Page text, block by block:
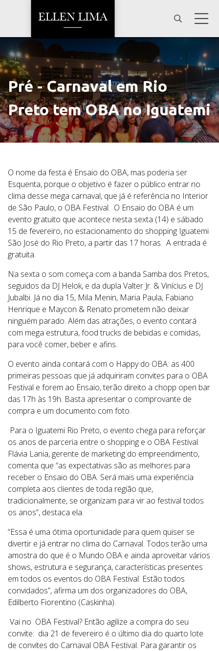
Pré - Carnaval em Rio
Preto tem OBA no Iguatemi
O nome da festa é Ensaio do OBA, mas poderia ser
Esquenta, porque o objetivo é fazer o público entrar no
clima desse mega carnaval, que já é referência no Interior
de São Paulo, o OBA Festival. O Ensaio do OBA é um
evento gratuito que acontece nesta sexta (14) e sábado
15 de fevereiro, no estacionamento do shopping Iguatemi
São José do Rio Preto, a partir das 17 horas. A entrada é
gratuita.
Na sexta o som começa com a banda Samba dos Pretos,
seguidos da DJ Helok, e da dupla Valter Jr. & Vinícius e DJ
Jubalbi. Já no dia 15, Mila Menin, Maria Paula, Fabiano
Henrique e Maycon & Renato prometem não deixar
ninguém parado. Além das atrações, o evento contará
com mega estrutura, food trucks de bebidas e comidas,
para você comer, beber e afins.
O evento ainda contará com o Happy do OBA: as 400
primeiras pessoas que já adquiriram convites para o OBA
Festival e forem ao Ensaio, terão direito a chopp open bar
das 17h às 19h. Basta apresentar o comprovante de
compra e um documento com foto.
Para o Iguatemi Rio Preto, o evento chega para reforçar
os anos de parceria entre o shopping e o OBA Festival.
Flávia Lania, gerente de marketing do empreendimento,
comenta que “as expectativas são as melhores para
receber o Ensaio do OBA. Será mais uma experiência
completa aos clientes de toda região que,
tradicionalmente, se organizam para vir ao festival todos
os anos”, destaca ela.
“Essa é uma ótima oportunidade para quem quiser se
divertir e já entrar no clima do Carnaval. Todos terão uma
amostra do que é o Mundo OBA e ainda aproveitar vários
shows, estrutura e segurança, características presentes
em todos os eventos do OBA Festival. Estão todos
convidados”, afirma um dos organizadores do OBA,
Edilberto Fiorentino (Caskinha).
Vai no OBA Festival? Então agilize a compra do seu
convite: dia 21 de fevereiro é o último dia do quarto lote
de convites do Carnaval OBA Festival. Para garantir os